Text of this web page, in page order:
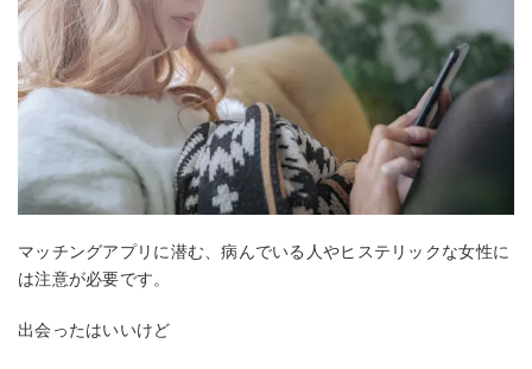
マッチングアプリに潜む、病んでいる人やヒステリックな女性に
は注意が必要です。
出会ったはいいけど